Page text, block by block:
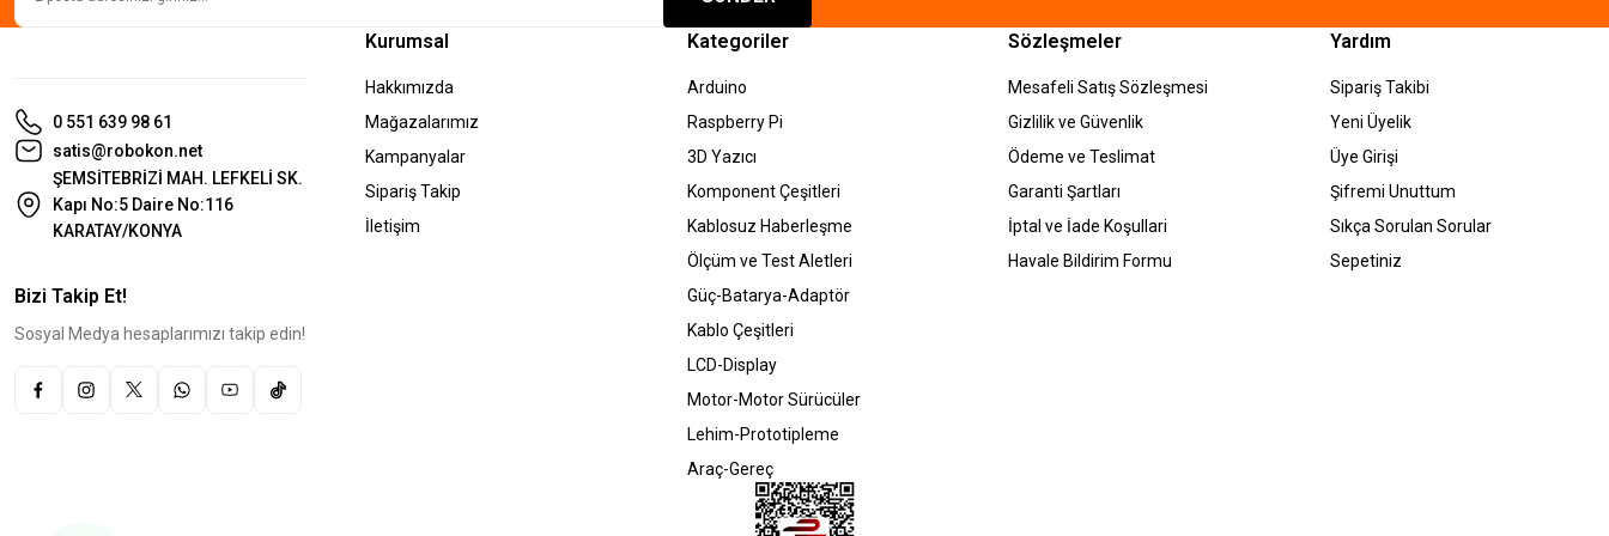
0 551 639 98 61
satis@robokon.net
ŞEMSİTEBRİZİ MAH. LEFKELİ SK.
Kapı No:5 Daire No:116
KARATAY/KONYA
Bizi Takip Et!
Sosyal Medya hesaplarımızı takip edin!
Kurumsal
Hakkımızda
Mağazalarımız
Kampanyalar
Sipariş Takip
İletişim
Kategoriler
Arduino
Raspberry Pi
3D Yazıcı
Komponent Çeşitleri
Kablosuz Haberleşme
Ölçüm ve Test Aletleri
Güç-Batarya-Adaptör
Kablo Çeşitleri
LCD-Display
Motor-Motor Sürücüler
Lehim-Prototipleme
Araç-Gereç
Sözleşmeler
Mesafeli Satış Sözleşmesi
Gizlilik ve Güvenlik
Ödeme ve Teslimat
Garanti Şartları
İptal ve İade Koşullari
Havale Bildirim Formu
Yardım
Sipariş Takibi
Yeni Üyelik
Üye Girişi
Şifremi Unuttum
Sıkça Sorulan Sorular
Sepetiniz